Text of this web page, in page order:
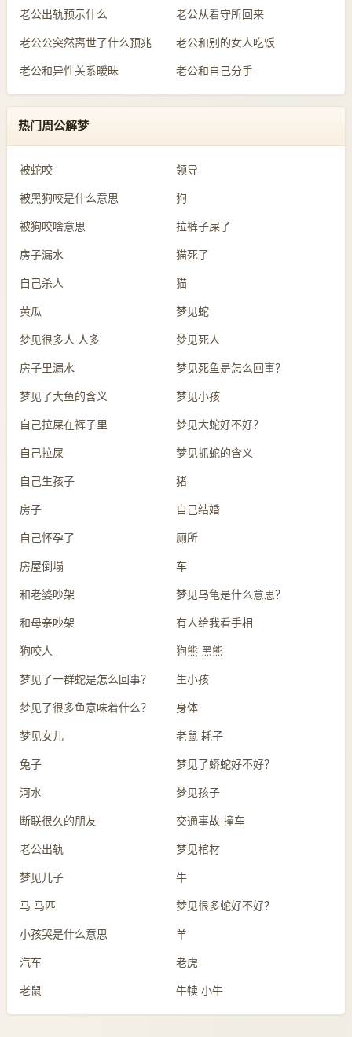
老公出轨预示什么 老公从看守所回来
老公公突然离世了什么预兆 老公和别的女人吃饭
老公和异性关系暧昧 老公和自己分手
热门周公解梦
被蛇咬 领导
被黑狗咬是什么意思 狗
被狗咬啥意思 拉裤子屎了
房子漏水 猫死了
自己杀人 猫
黄瓜 梦见蛇
梦见很多人 人多 梦见死人
房子里漏水 梦见死鱼是怎么回事？
梦见了大鱼的含义 梦见小孩
自己拉屎在裤子里 梦见大蛇好不好？
自己拉屎 梦见抓蛇的含义
自己生孩子 猪
房子 自己结婚
自己怀孕了 厕所
房屋倒塌 车
和老婆吵架 梦见乌龟是什么意思？
和母亲吵架 有人给我看手相
狗咬人 狗熊 黑熊
梦见了一群蛇是怎么回事？ 生小孩
梦见了很多鱼意味着什么？ 身体
梦见女儿 老鼠 耗子
兔子 梦见了蟒蛇好不好？
河水 梦见孩子
断联很久的朋友 交通事故 撞车
老公出轨 梦见棺材
梦见儿子 牛
马 马匹 梦见很多蛇好不好？
小孩哭是什么意思 羊
汽车 老虎
老鼠 牛犊 小牛